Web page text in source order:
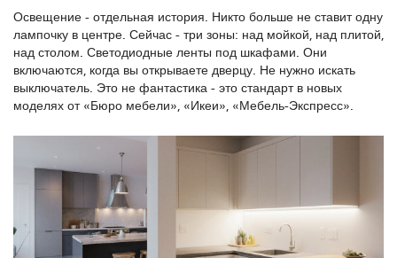
Освещение - отдельная история. Никто больше не ставит одну
лампочку в центре. Сейчас - три зоны: над мойкой, над плитой,
над столом. Светодиодные ленты под шкафами. Они
включаются, когда вы открываете дверцу. Не нужно искать
выключатель. Это не фантастика - это стандарт в новых
моделях от «Бюро мебели», «Икеи», «Мебель-Экспресс».